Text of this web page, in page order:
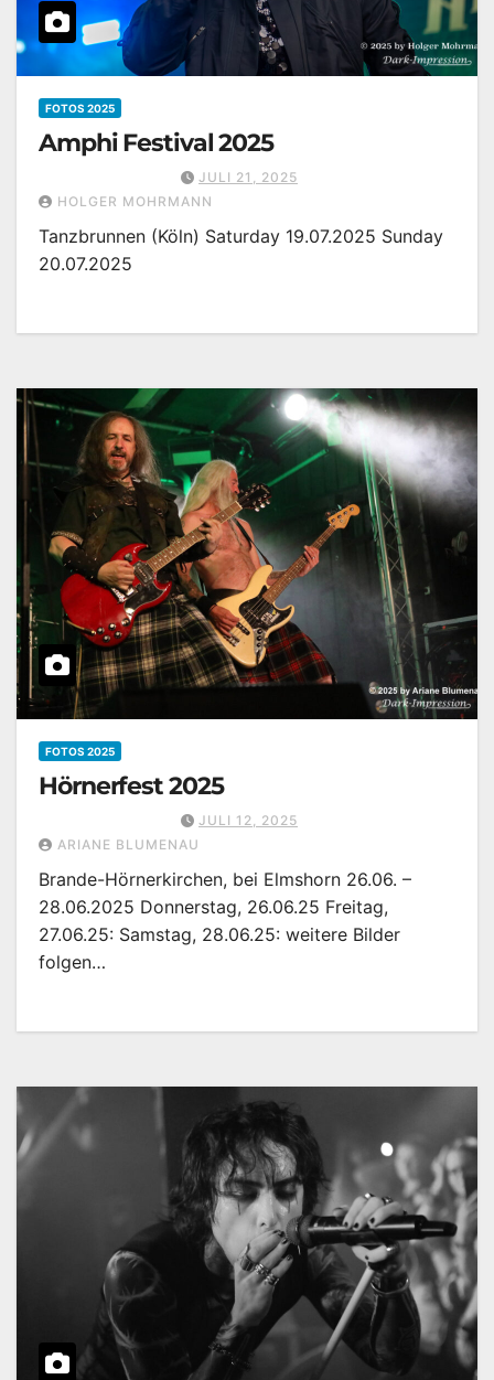
FOTOS 2025
Amphi Festival 2025
JULI 21, 2025
HOLGER MOHRMANN
Tanzbrunnen (Köln) Saturday 19.07.2025 Sunday
20.07.2025
FOTOS 2025
Hörnerfest 2025
JULI 12, 2025
ARIANE BLUMENAU
Brande-Hörnerkirchen, bei Elmshorn 26.06. –
28.06.2025 Donnerstag, 26.06.25 Freitag,
27.06.25: ​Samstag, 28.06.25: weitere Bilder
folgen…